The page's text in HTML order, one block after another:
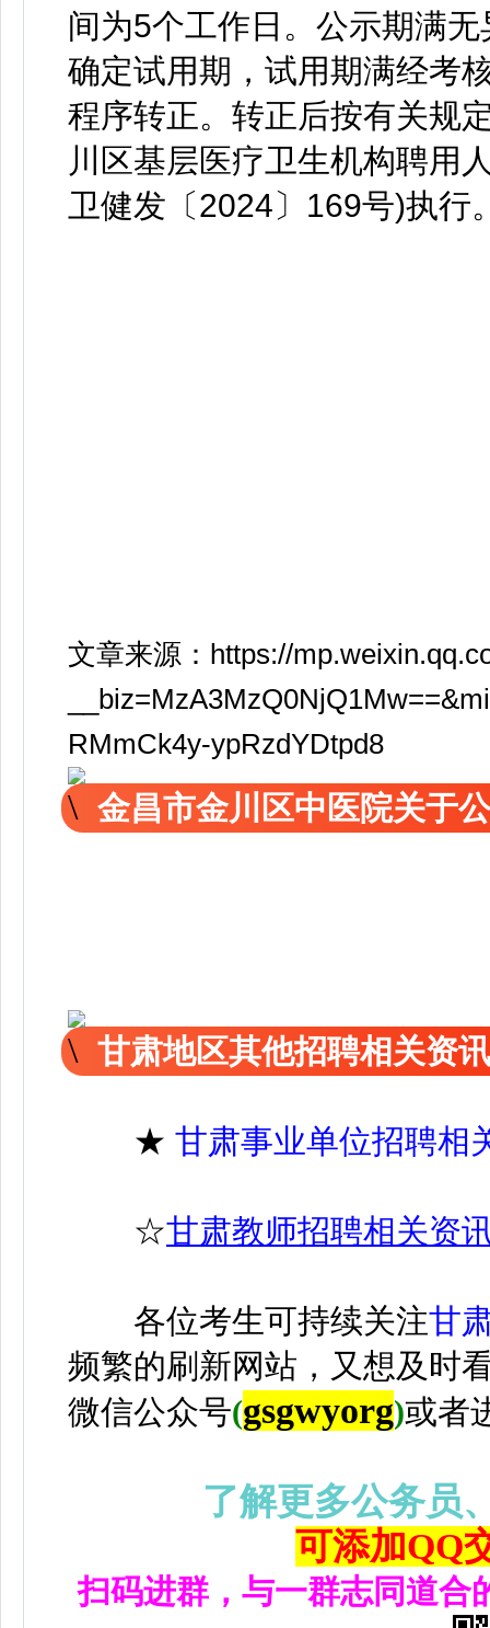
间为5个工作日。公示期满
确定试用期，试用期满经考
程序转正。转正后按有关规
川区基层医疗卫生机构聘用
卫健发〔2024〕169号)执行
文章来源：https://
RMmCk4y-ypRzdYDtpd8
金昌市金川区中医院关于
甘肃地区其他招聘相关资
★ 甘肃事业单位招聘相
☆甘肃教师招聘相关资
各位考生可持续关注甘
频繁的刷新网站，又想及时
微信公众号(gsgwyorg)或者
了解更多公务员
可添加QQ
扫码进群，与一群志同道合